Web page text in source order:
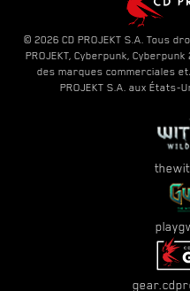
© 2026 CD PROJEKT S.A. Tous
PROJEKT, Cyberpunk,
des marques commerciales
PROJEKT S.A. aux